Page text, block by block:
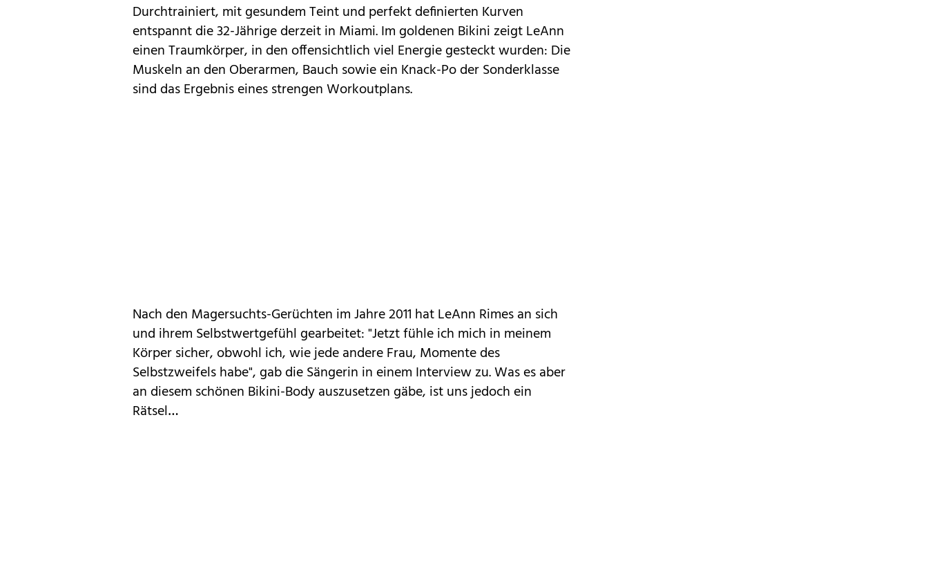
Durchtrainiert, mit gesundem Teint und perfekt definierten Kurven
entspannt die 32-Jährige derzeit in Miami. Im goldenen Bikini zeigt LeAnn
einen Traumkörper, in den offensichtlich viel Energie gesteckt wurden: Die
Muskeln an den Oberarmen, Bauch sowie ein Knack-Po der Sonderklasse
sind das Ergebnis eines strengen Workoutplans.
Nach den Magersuchts-Gerüchten im Jahre 2011 hat LeAnn Rimes an sich
und ihrem Selbstwertgefühl gearbeitet: "Jetzt fühle ich mich in meinem
Körper sicher, obwohl ich, wie jede andere Frau, Momente des
Selbstzweifels habe", gab die Sängerin in einem Interview zu. Was es aber
an diesem schönen Bikini-Body auszusetzen gäbe, ist uns jedoch ein
Rätsel…